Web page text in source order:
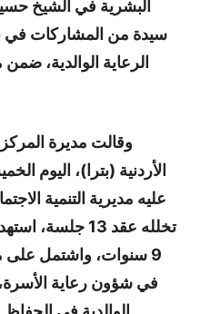
سيدة من المشاركات في
الرعاية الوالدية،
وقالت مديرة المركز،
الأردنية (بترا)، اليوم
عليه مديرية التنمية
تخلله عقد 13
9 سنوات، واشتمل
في شؤون رعاية الأسرة،